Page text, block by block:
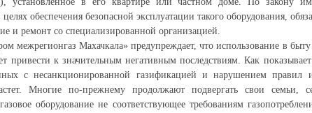
обеспечения безопасной эксплуатации такого оборудования,
и ремонт со специализированной организацией.
межрегионгаз Махачкала» предупреждает, что использование в
привести к значительным негативным последствиям. Как показывает
с несанкционированной газификацией и нарушением правил
Многие по-прежнему продолжают подвергать свои семьи,
оборудование не соответствующее требованиям